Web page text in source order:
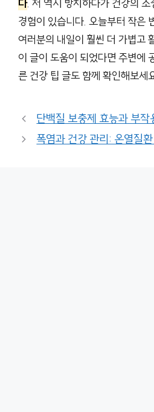
다. 저 역시 방치하다가 건강의
경험이 있습니다. 오늘부터 작은
여러분의 내일이 훨씬 더 가볍고
이 글이 도움이 되었다면 주변에
른 건강 팁 글도 함께 확인해보세
단백질 보충제 효능과 부
폭염과 건강 관리: 온열질